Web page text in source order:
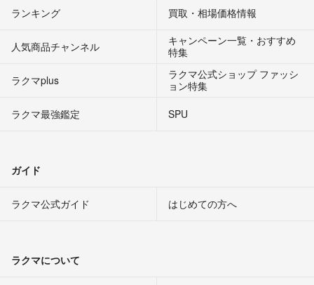
ランキング 買取・相場価格情報
人気商品チャンネル
キャンペーン一覧・おすすめ
特集
ラクマplus
ラクマ公式ショップ ファッシ
ョン特集
ラクマ最強鑑定
SPU
ガイド
ラクマ公式ガイド はじめての方へ
ラクマについて